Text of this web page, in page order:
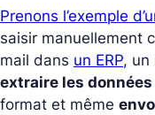
Prenons l’exemple
saisir manuellement
mail dans un ERP, un
extraire les données
format et même